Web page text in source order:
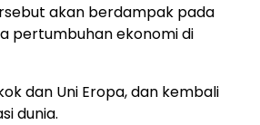
akan berdampak pada
pertumbuhan ekonomi di
dan Uni Eropa, dan kembali
dunia.